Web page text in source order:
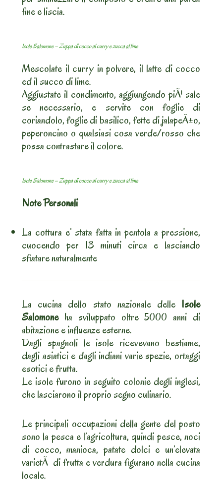
fine e liscia.
Isole Salomone – Zuppa di cocco al curry e zucca al lime
Mescolate il curry in polvere, il latte di cocco
ed il succo di lime.
Aggiustate il condimento, aggiungendo piÃ¹ sale
se necessario, e servite con foglie di
coriandolo, foglie di basilico, fette di jalapeÃ±o,
peperoncino o qualsiasi cosa verde/rosso che
possa contrastare il colore.
Isole Salomone – Zuppa di cocco al curry e zucca al lime
Note Personali
La cottura e’ stata fatta in pentola a pressione,
cuocendo per 13 minuti circa e lasciando
sfiatare naturalmente
La cucina dello stato nazionale delle Isole
Salomoneha sviluppato oltre 5000 anni di
abitazione e influenze esterne.
Dagli spagnoli le isole ricevevano bestiame,
dagli asiatici e dagli indiani varie spezie, ortaggi
esotici e frutta.
Le isole furono in seguito colonie degli inglesi,
che lasciarono il proprio segno culinario.
Le principali occupazioni della gente del posto
sono la pesca e l’agricoltura, quindi pesce, noci
di cocco, manioca, patate dolci e un’elevata
varietÃ di frutta e verdura figurano nella cucina
locale.